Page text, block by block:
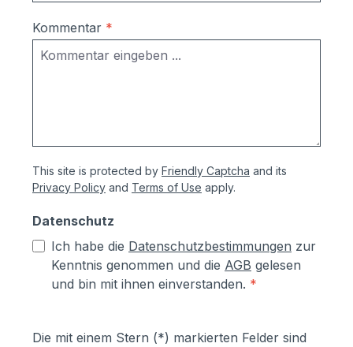
Kommentar *
This site is protected by Friendly Captcha and its
Privacy Policy and Terms of Use apply.
Datenschutz
Ich habe die Datenschutzbestimmungen zur
Kenntnis genommen und die AGB gelesen
und bin mit ihnen einverstanden. *
Die mit einem Stern (*) markierten Felder sind